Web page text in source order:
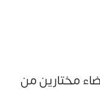
مختارين من